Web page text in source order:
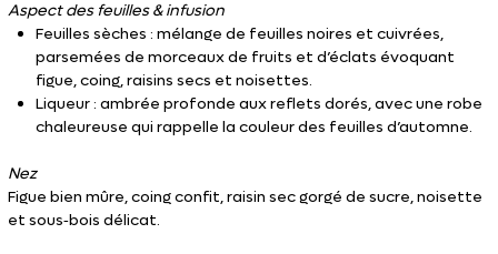
Aspect des feuilles & infusion
Feuilles sèches : mélange de feuilles noires et cuivrées,
parsemées de morceaux de fruits et d’éclats évoquant
figue, coing, raisins secs et noisettes.
Liqueur : ambrée profonde aux reflets dorés, avec une robe
chaleureuse qui rappelle la couleur des feuilles d’automne.
Nez
Figue bien mûre, coing confit, raisin sec gorgé de sucre, noisette
et sous‑bois délicat.